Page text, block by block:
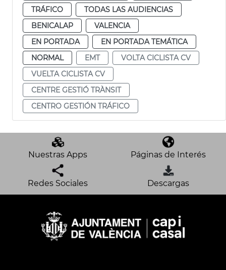
TRÁFICO
TODAS LAS AUDIENCIAS
BENICALAP
VALENCIA
EN PORTADA
EN PORTADA TEMÁTICA
NORMAL
EMT
VOLTA CICLISTA CV
VUELTA CICLISTA CV
CENTRE GESTIÓ TRÀNSIT
CENTRO GESTIÓN TRÁFICO
Nuestras Apps Páginas de Interés
Redes Sociales Descargas